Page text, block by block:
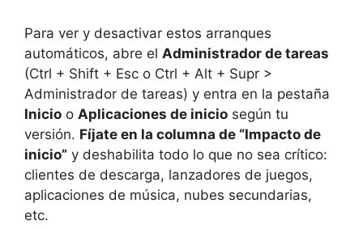
Para ver y desactivar estos arranques
automáticos, abre el Administrador de tareas
(Ctrl + Shift + Esc o Ctrl + Alt + Supr >
Administrador de tareas) y entra en la pestaña
Inicio o Aplicaciones de inicio según tu
versión. Fíjate en la columna de “Impacto de
inicio” y deshabilita todo lo que no sea crítico:
clientes de descarga, lanzadores de juegos,
aplicaciones de música, nubes secundarias,
etc.